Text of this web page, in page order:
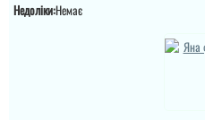
Недоліки:Немає